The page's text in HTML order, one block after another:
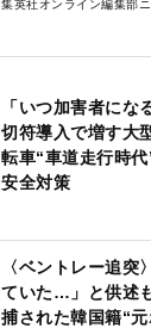
集英社オンライン編集部
「いつ加害者に
切符導入で増す大
転車“車道走行時
安全対策
〈ベントレー追突
ていた…」と供述
捕された韓国籍“